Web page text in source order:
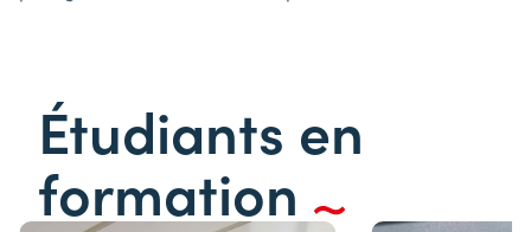
Étudiants en
formation